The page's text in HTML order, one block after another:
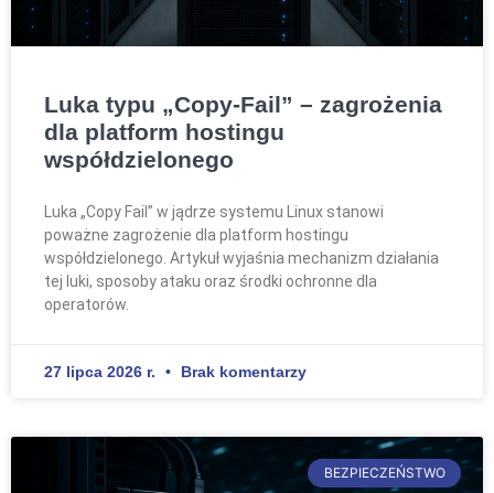
Luka typu „Copy-Fail” – zagrożenia
dla platform hostingu
współdzielonego
Luka „Copy Fail” w jądrze systemu Linux stanowi
poważne zagrożenie dla platform hostingu
współdzielonego. Artykuł wyjaśnia mechanizm działania
tej luki, sposoby ataku oraz środki ochronne dla
operatorów.
27 lipca 2026 r. Brak komentarzy
BEZPIECZEŃSTWO